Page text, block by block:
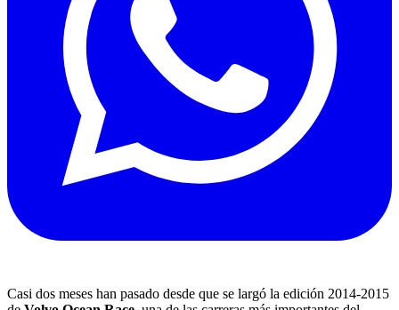
Casi dos meses han pasado desde que se largó la edición 2014-2015